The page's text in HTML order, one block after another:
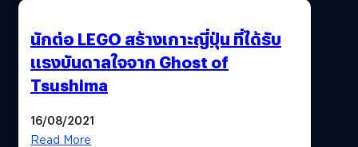
นักต่อ LEGO สร้างเกาะญี่ปุ่น ที่ได้รับ
แรงบันดาลใจจาก Ghost of
Tsushima
16/08/2021
Read More